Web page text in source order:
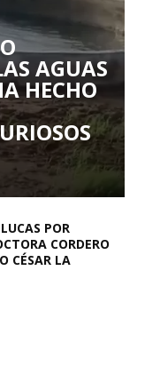
AGUAS
HECHO
POR
CORDERO
CÉSAR LA